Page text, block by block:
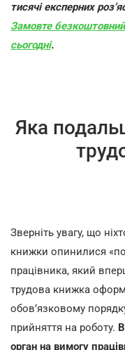
тисячі експерних
Замовте
сьогодні.
Яка
Зверніть увагу, що
книжки опинилися
працівника, який
трудова книжка
обов’язковому
прийняття на роботу.
орган на вимогу